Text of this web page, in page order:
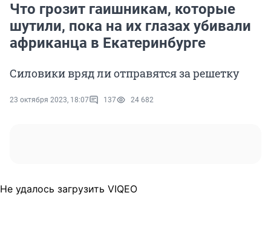
Что грозит гаишникам, которые
шутили, пока на их глазах убивали
африканца в Екатеринбурге
Силовики вряд ли отправятся за решетку
23 октября 2023, 18:07 137 24 682
Не удалось загрузить VIQEO